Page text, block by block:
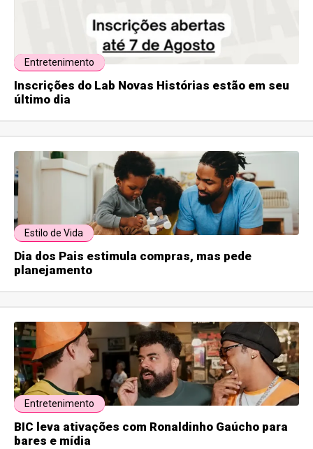
Entretenimento
Inscrições do Lab Novas Histórias estão em seu
último dia
Estilo de Vida
Dia dos Pais estimula compras, mas pede
planejamento
Entretenimento
BIC leva ativações com Ronaldinho Gaúcho para
bares e mídia